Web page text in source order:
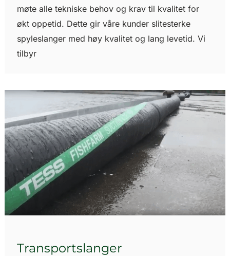
møte alle tekniske behov og krav til kvalitet for
økt oppetid. Dette gir våre kunder slitesterke
spyleslanger med høy kvalitet og lang levetid. Vi
tilbyr
Transportslanger